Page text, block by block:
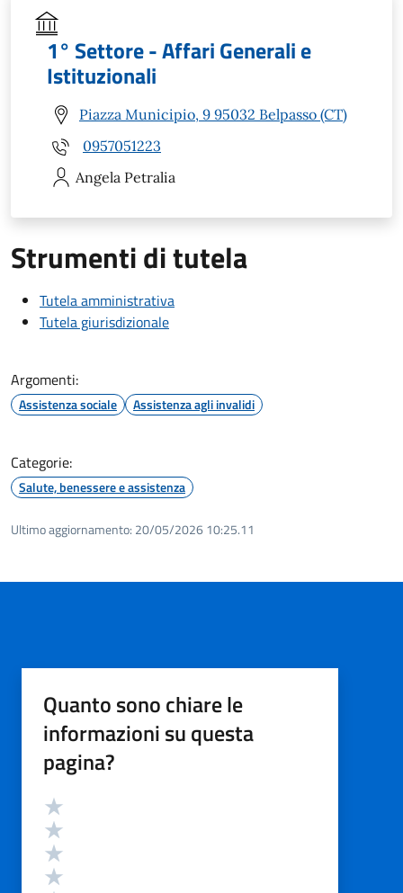
1° Settore - Affari Generali e
Istituzionali
Piazza Municipio, 9 95032 Belpasso (CT)
0957051223
Angela Petralia
Strumenti di tutela
Tutela amministrativa
Tutela giurisdizionale
Argomenti:
Assistenza sociale Assistenza agli invalidi
Categorie:
Salute, benessere e assistenza
Ultimo aggiornamento: 20/05/2026 10:25.11
Quanto sono chiare le
informazioni su questa
pagina?
Valutazione